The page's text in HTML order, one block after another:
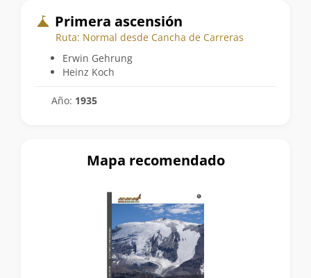
Primera ascensión
Ruta: Normal desde Cancha de Carreras
Erwin Gehrung
Heinz Koch
Año: 1935
Mapa recomendado